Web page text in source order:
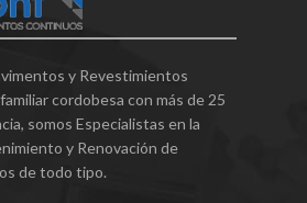
y Revestimientos
cordobesa con más de 25
somos Especialistas en la
y Renovación de
de todo tipo.